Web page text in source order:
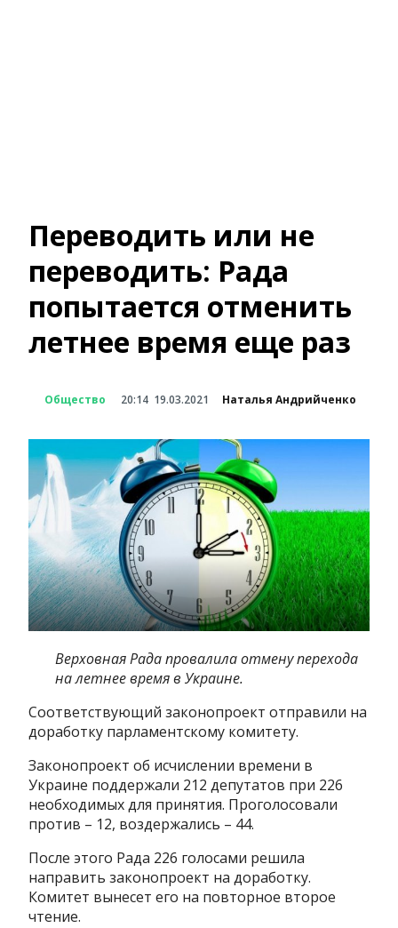
Переводить или не
переводить: Рада
попытается отменить
летнее время еще раз
Общество 20:14 19.03.2021 Наталья Андрийченко
Верховная Рада провалила отмену перехода
на летнее время в Украине.
Соответствующий законопроект отправили на
доработку парламентскому комитету.
Законопроект об исчислении времени в
Украине поддержали 212 депутатов при 226
необходимых для принятия. Проголосовали
против – 12, воздержались – 44.
После этого Рада 226 голосами решила
направить законопроект на доработку.
Комитет вынесет его на повторное второе
чтение.